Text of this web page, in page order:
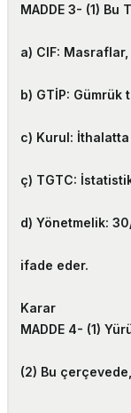
MADDE 3- (1) Bu
a) CIF:
b) GTİP:
c) Kurul: İthalatta
ç) TGTC:
d) Yönetmelik:
ifade eder.
Karar
MADDE 4- (1)
(2) Bu